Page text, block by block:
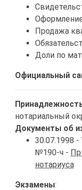
Продажа
Доли по
Официальный
нотариальный
Документы об
30.07.1998
№190-ч -
нотариуса
Экзамены: